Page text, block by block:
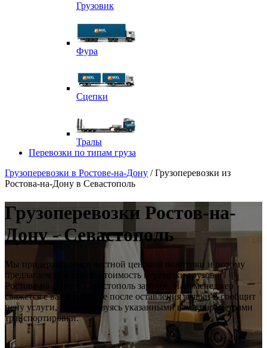
Грузовик
Фура
Сцепки
Тралы
Перевозки по типам груза
Грузоперевозки в Ростове-на-Дону / Грузоперевозки из
Ростова-на-Дону в Севастополь
Грузоперевозки Ростов-на-
Дону - Севастополь
Мы придерживаемся честной ценовой политики и потому
предлагаем вам узнать стоимость перевозки грузов из
Ростова-на-Дону в Севастополь заранее. Наш менеджер
свяжется с вами сразу же после оставления заявки и сообщит
цену услуги, руководствуясь указанными вами параметрами
транспортировки.